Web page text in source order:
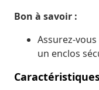
Bon à savoir :
Assurez-
un enclos